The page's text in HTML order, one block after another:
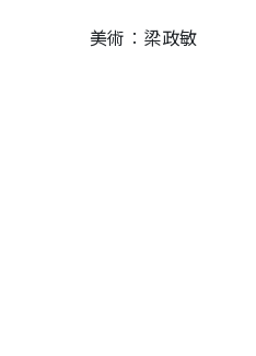
美術︰梁政敏